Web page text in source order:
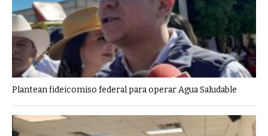
Plantean fideicomiso federal para operar Agua Saludable